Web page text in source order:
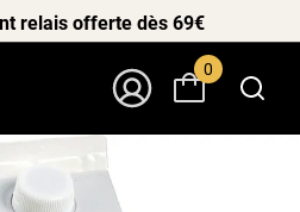
relais offerte dès 69€
0